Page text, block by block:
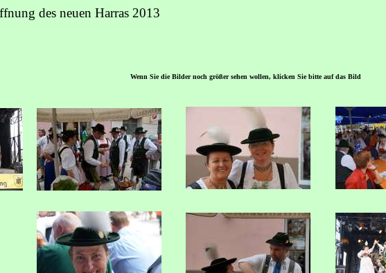
des neuen Harras 2013
Wenn Sie die Bilder noch größer sehen wollen, klicken Sie bitte auf das Bild